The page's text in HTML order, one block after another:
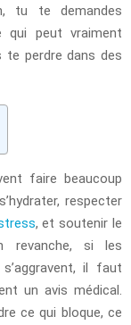
tu te demandes
qui peut vraiment
te perdre dans des
faire beaucoup
respecter
, et soutenir le
revanche, si les
il faut
un avis médical.
ce qui bloque, ce